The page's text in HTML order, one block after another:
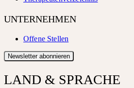
UNTERNEHMEN
Offene Stellen
Newsletter abonnieren
LAND & SPRACHE